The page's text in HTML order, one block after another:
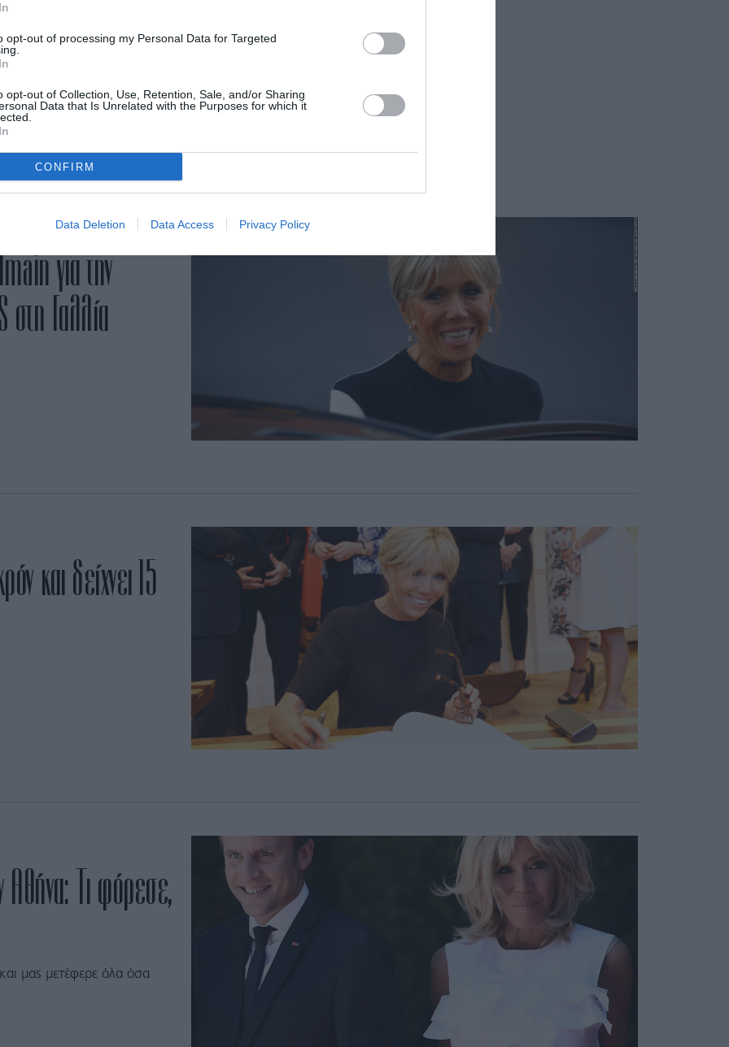
opt-out of processing my Personal Data for Targeted
opt-out of Collection, Use, Retention, Sale, and/or Sharing
Data that Is Unrelated with the Purposes for which it
CONFIRM
Data Deletion Data Access Privacy Policy
με… μώλωπες σε καμπάνια
αφίσες με μελανιασμένα διάσημα
ένα τόσο ευαίσθητο θέμα.
για την
στη Γαλλία
και δείχνει 15
Αθήνα: Τι φόρεσε,
μας μετέφερε όλα όσα